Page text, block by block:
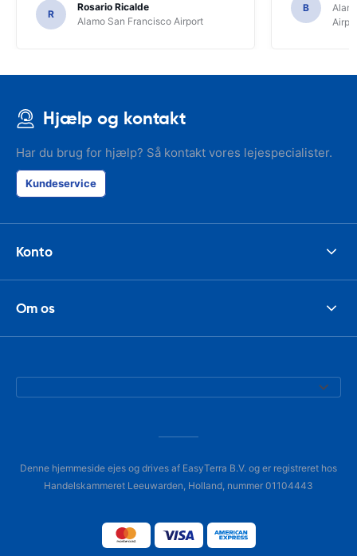
R
Rosario Ricalde
Alamo San Francisco Airport
B
Hjælp og kontakt
Har du brug for hjælp? Så kontakt vores lejespecialister.
Kundeservice
Konto
Om os
Denne hjemmeside ejes og drives af EasyTerra B.V. og er registreret hos
Handelskammeret Leeuwarden, Holland, nummer 01104443